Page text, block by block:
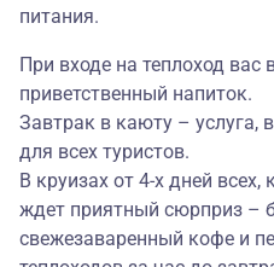
питания.
При входе на теплоход вас
приветственный напиток.
Завтрак в каюту – услуга,
для всех туристов.
В круизах от 4-х дней
ждет приятный сюрприз –
свежезаваренный кофе и